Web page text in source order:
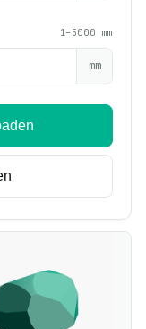
1–5000 mm
mm